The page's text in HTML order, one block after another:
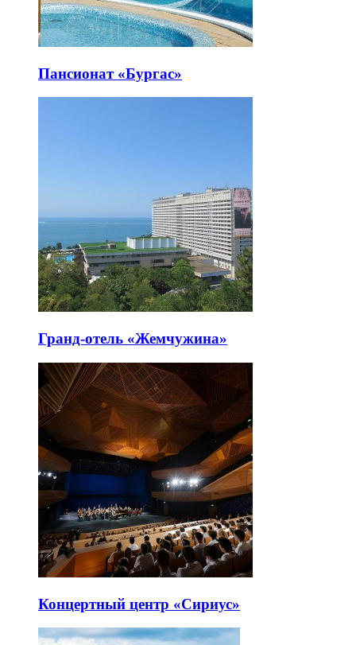
Пансионат «Бургас»
Гранд-отель «Жемчужина»
Концертный центр «Сириус»